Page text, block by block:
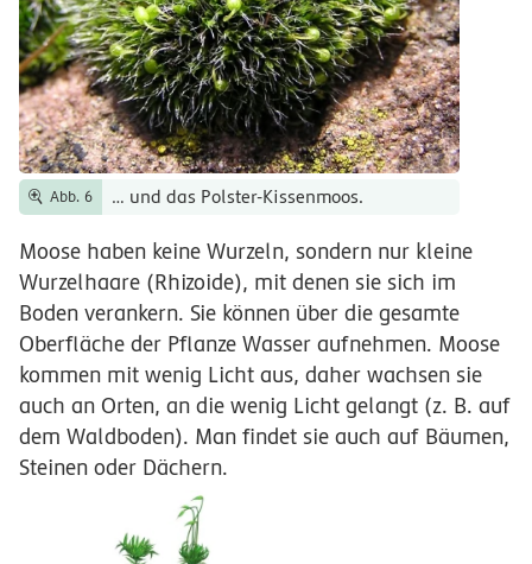
Abb. 6 … und das Polster-Kissenmoos.
Moose haben keine Wurzeln, sondern nur kleine
Wurzelhaare (Rhizoide), mit denen sie sich im
Boden verankern. Sie können über die gesamte
Oberfläche der Pflanze Wasser aufnehmen. Moose
kommen mit wenig Licht aus, daher wachsen sie
auch an Orten, an die wenig Licht gelangt (z. B. auf
dem Waldboden). Man findet sie auch auf Bäumen,
Steinen oder Dächern.